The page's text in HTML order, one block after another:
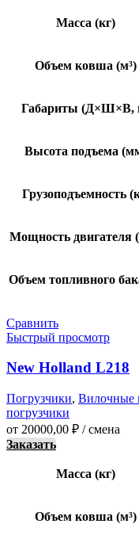
Масса (кг)
Объем ковша (м³)
Габариты (Д×Ш×В,
Высота подъема
Грузоподъемность
Мощность двигателя
Объем топливного
Сравнить
Быстрый просмотр
New Holland L218
Погрузчики, Вилочные
погрузчики
от 20000,00 ₽ / смена
Заказать
Масса (кг)
Объем ковша (м³)